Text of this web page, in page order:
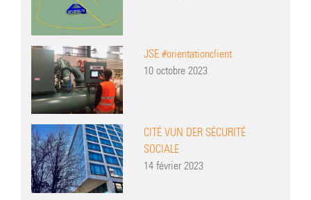
JSE #orientationclient
10 octobre 2023
CITÉ VUN DER SÉCURITÉ
SOCIALE
14 février 2023